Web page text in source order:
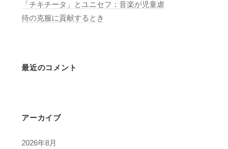
「チキチータ」とユニセフ：音楽が児童虐
待の克服に貢献するとき
最近のコメント
アーカイブ
2026年8月